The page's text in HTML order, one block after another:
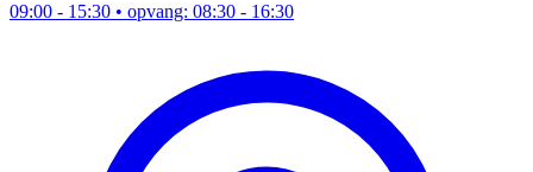
09:00 - 15:30 • opvang: 08:30 - 16:30